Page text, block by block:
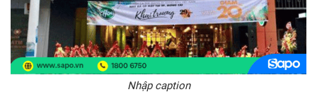
Nhập caption